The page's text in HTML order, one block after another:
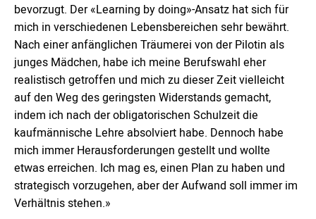
bevorzugt. Der «Learning by doing»-Ansatz hat sich für
mich in verschiedenen Lebensbereichen sehr bewährt.
Nach einer anfänglichen Träumerei von der Pilotin als
junges Mädchen, habe ich meine Berufswahl eher
realistisch getroffen und mich zu dieser Zeit vielleicht
auf den Weg des geringsten Widerstands gemacht,
indem ich nach der obligatorischen Schulzeit die
kaufmännische Lehre absolviert habe. Dennoch habe
mich immer Herausforderungen gestellt und wollte
etwas erreichen. Ich mag es, einen Plan zu haben und
strategisch vorzugehen, aber der Aufwand soll immer im
Verhältnis stehen.»